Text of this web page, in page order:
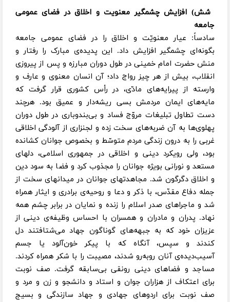
شش) افزایش چشمگیر معنویت و اخلاق در فضای عمومی
جامعه
سادساً: عیار معنویّت و اخلاق را در فضای عمومی جامعه
بگونه‌ای چشمگیر افزایش داد. این پدیده‌ی مبارک را رفتار و
منش حضرت امام خمینی در طول دوران مبارزه و پس ‌از پیروزی
انقلاب، بیش ‌از هر چیز رواج داد؛ آن انسان معنوی و عارف و
وارسته از پیرایه‌های مادّی، در رأس کشوری قرار گرفت که
مایه‌های ایمان مردمش بسی ریشه‌دار و عمیق بود. هرچند
دست تطاول تبلیغات مروّج فساد و بی‌بندوباری در طول دوران
پهلوی‌ها به آن ضربه‌های سخت زده و لجنزاری از آلودگی اخلاقی
غربی را به درون زندگی مردم متوسّط و بخصوص جوانان کشانده
بود، ولی رویکرد دینی و اخلاقی در جمهوری اسلامی، دلهای
مستعد و نورانی بویژه جوانان را مجذوب کرد و فضا به سود دین
و اخلاق دگرگون شد. مجاهدتهای جوانان در میدانهای سخت از
جمله دفاع مقدّس، با ذکر و دعا و روحیه‌ی برادری و ایثار همراه
شد و ماجراهای صدر اسلام را زنده و نمایان در برابر چشم همه
نهاد. پدران و مادران و همسران با احساس وظیفه‌ی دینی از
عزیزان خود که به جبهه‌های گوناگون جهاد می‌شتافتند دل
کندند و سپس، آنگاه که با پیکر خون‌آلود یا جسم
آسیب‌دیده‌ی آنان روبه‌رو شدند، مصیبت را با شکر همراه کردند.
مساجد و فضاهای دینی رونقی بی‌سابقه گرفت. صف نوبت
برای اعتکاف از هزاران جوان و استاد و دانشجو و زن و مرد و
صف نوبت برای اردوهای جهادی و جهاد سازندگی و بسیج